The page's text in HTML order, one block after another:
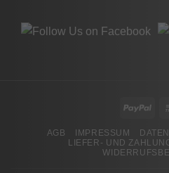
AGB IMPRESSUM
LIEFER- UND